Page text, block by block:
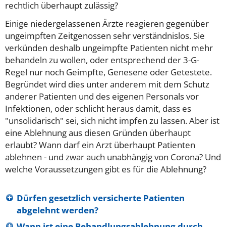
rechtlich überhaupt zulässig?
Einige niedergelassenen Ärzte reagieren gegenüber
ungeimpften Zeitgenossen sehr verständnislos. Sie
verkünden deshalb ungeimpfte Patienten nicht mehr
behandeln zu wollen, oder entsprechend der 3-G-
Regel nur noch Geimpfte, Genesene oder Getestete.
Begründet wird dies unter anderem mit dem Schutz
anderer Patienten und des eigenen Personals vor
Infektionen, oder schlicht heraus damit, dass es
"unsolidarisch" sei, sich nicht impfen zu lassen. Aber ist
eine Ablehnung aus diesen Gründen überhaupt
erlaubt? Wann darf ein Arzt überhaupt Patienten
ablehnen - und zwar auch unabhängig von Corona? Und
welche Voraussetzungen gibt es für die Ablehnung?
Dürfen gesetzlich versicherte Patienten
abgelehnt werden?